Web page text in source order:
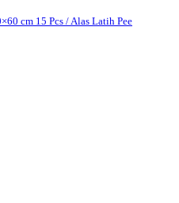
cm 15 Pcs / Alas Latih Pee